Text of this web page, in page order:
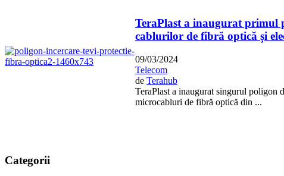
TeraPlast a inaugurat primul
cablurilor de fibră optică și
09/03/2024
Telecom
de Terahub
TeraPlast a inaugurat singurul poligon
microcabluri de fibră optică din ...
Categorii